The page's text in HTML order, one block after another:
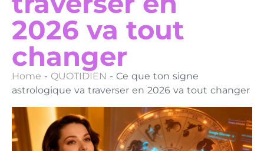
2026 va tout
changer
Home - QUOTIDIEN - Ce que ton signe
astrologique va traverser en 2026 va tout changer